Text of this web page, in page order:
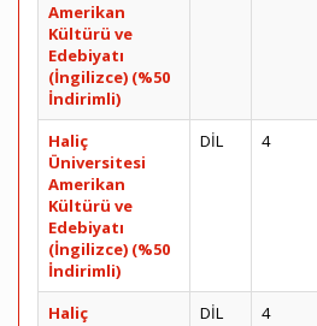
Amerikan
Kültürü ve
Edebiyatı
(İngilizce) (%50
İndirimli)
Haliç
Üniversitesi
Amerikan
Kültürü ve
Edebiyatı
(İngilizce) (%50
İndirimli)
DİL 4
Haliç
DİL 4